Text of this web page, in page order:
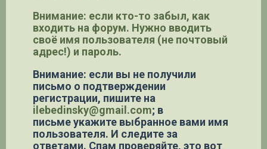
Внимание: если кто-то забыл, как
входить на форум. Нужно вводить
своё имя пользователя (не почтовый
адрес!) и пароль.
Внимание: если вы не получили
письмо о подтверждении
регистрации, пишите на
ilebedinsky@gmail.com; в
письме укажите выбранное вами имя
пользователя. И следите за
ответами. Спам проверяйте, это вот